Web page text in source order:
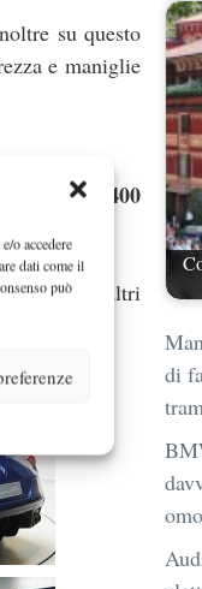
o accedere
dati come il
può
su questo
e maniglie
la
400
tetto e gli altri
di